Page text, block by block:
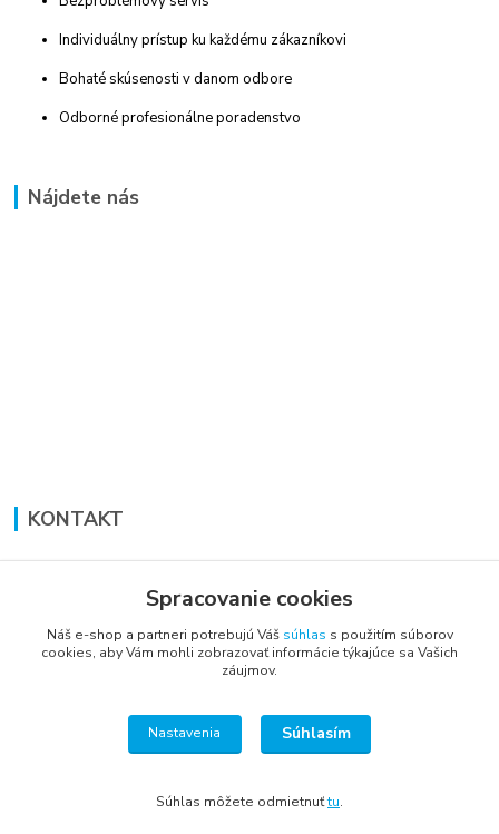
Individuálny prístup ku každému zákazníkovi
Bohaté skúsenosti v danom odbore
Odborné profesionálne poradenstvo
Nájdete nás
KONTAKT
+421 948 711 774
vsetkoprenabytok@gmail.com
Spracovanie cookies
Náš e-shop a partneri potrebujú Váš súhlas s použitím súborov
cookies, aby Vám mohli zobrazovať informácie týkajúce sa Vašich
záujmov.
Nastavenia Súhlasím
Súhlas môžete odmietnuťtu.